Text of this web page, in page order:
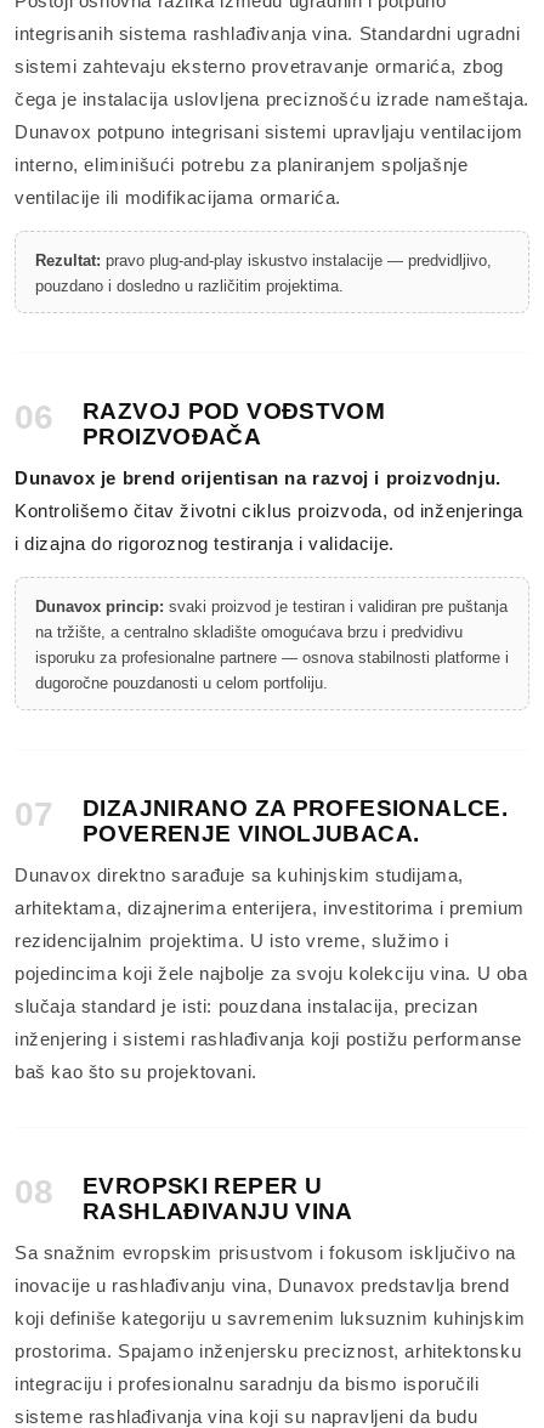
integrisanih sistema rashlađivanja vina. Standardni ugradni
sistemi zahtevaju eksterno provetravanje ormarića, zbog
čega je instalacija uslovljena preciznošću izrade nameštaja.
Dunavox potpuno integrisani sistemi upravljaju ventilacijom
interno, eliminišući potrebu za planiranjem spoljašnje
ventilacije ili modifikacijama ormarića.
Rezultat: pravo plug-and-play iskustvo instalacije — predvidljivo,
pouzdano i dosledno u različitim projektima.
06
RAZVOJ POD VOĐSTVOM
PROIZVOĐAČA
Dunavox je brend orijentisan na razvoj i proizvodnju.
Kontrolišemo čitav životni ciklus proizvoda, od inženjeringa
i dizajna do rigoroznog testiranja i validacije.
Dunavox princip: svaki proizvod je testiran i validiran pre puštanja
na tržište, a centralno skladište omogućava brzu i predvidivu
isporuku za profesionalne partnere — osnova stabilnosti platforme i
dugoročne pouzdanosti u celom portfoliju.
07
DIZAJNIRANO ZA PROFESIONALCE.
POVERENJE VINOLJUBACA.
Dunavox direktno sarađuje sa kuhinjskim studijama,
arhitektama, dizajnerima enterijera, investitorima i premium
rezidencijalnim projektima. U isto vreme, služimo i
pojedincima koji žele najbolje za svoju kolekciju vina. U oba
slučaja standard je isti: pouzdana instalacija, precizan
inženjering i sistemi rashlađivanja koji postižu performanse
baš kao što su projektovani.
08
EVROPSKI REPER U
RASHLAĐIVANJU VINA
Sa snažnim evropskim prisustvom i fokusom isključivo na
inovacije u rashlađivanju vina, Dunavox predstavlja brend
koji definiše kategoriju u savremenim luksuznim kuhinjskim
prostorima. Spajamo inženjersku preciznost, arhitektonsku
integraciju i profesionalnu saradnju da bismo isporučili
sisteme rashlađivanja vina koji su napravljeni da budu